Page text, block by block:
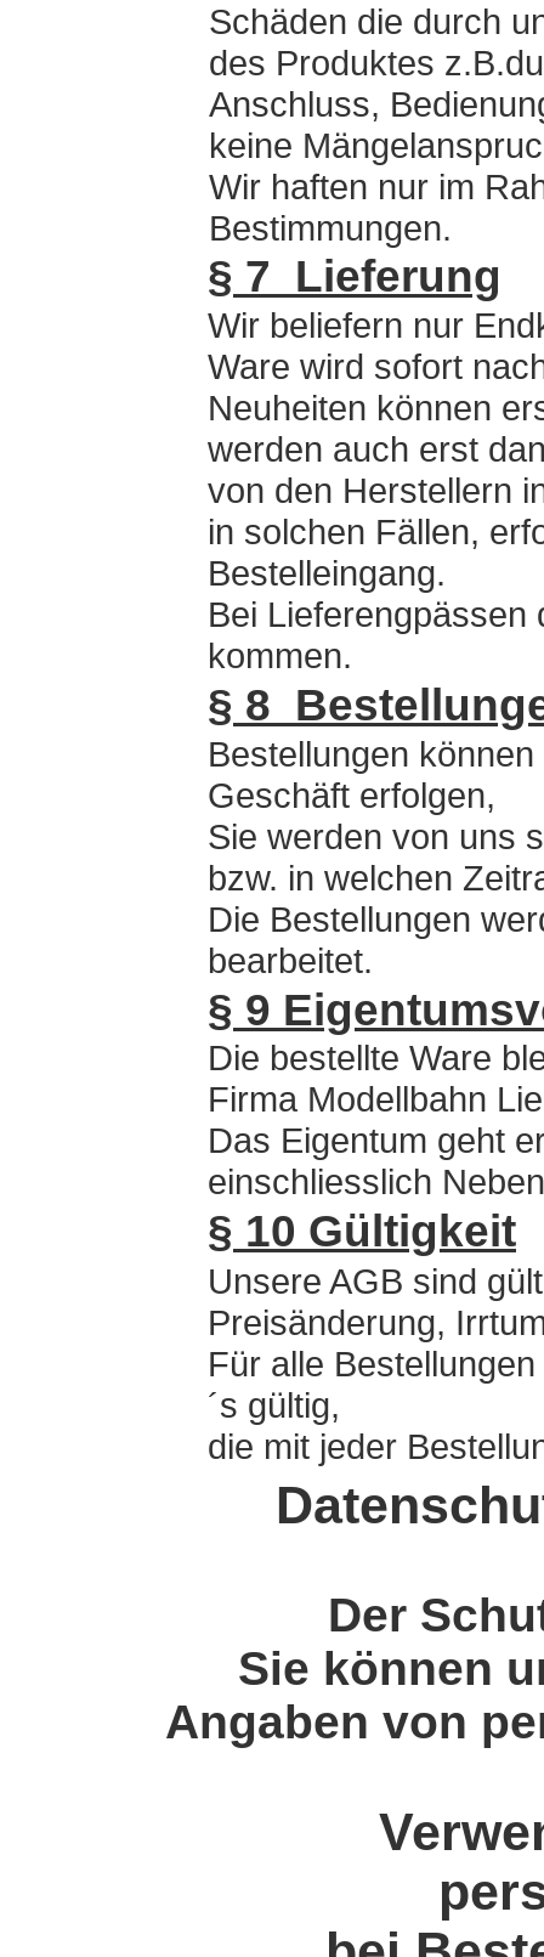
Schäden die durch
des Produktes
Anschluss,
keine
Wir haften nur im
Bestimmungen.
§ 7 Lieferung
Wir beliefern nur
Ware wird sofort
Neuheiten können
werden auch erst
von den Herstellern
in solchen Fällen,
Bestelleingang.
Bei
kommen.
§ 8
Bestellungen
Geschäft erfolgen,
Sie werden von uns
bzw. in welchen
Die Bestellungen
bearbeitet.
§ 9
Die bestellte Ware
Firma Modellbahn
Das Eigentum geht
einschliesslich
§ 10 Gültigkeit
Unsere AGB sind
Preisänderung,
Für alle
´s gültig,
die mit jeder
Der
Sie können
Angaben von